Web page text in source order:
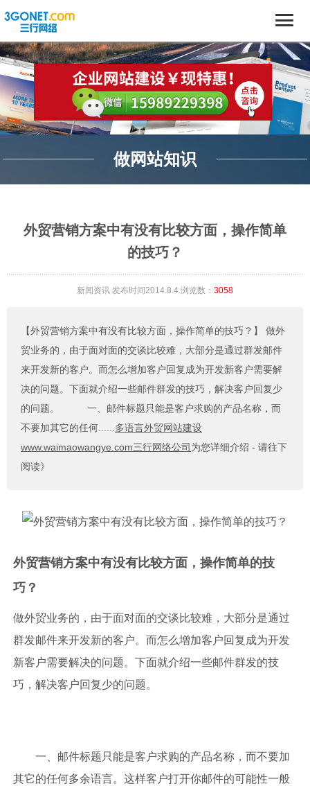
做网站知识
外贸营销方案中有没有比较方面，操作简单
的技巧？
新闻资讯 发布时间2014.8.4.浏览数： 3058
【外贸营销方案中有没有比较方面，操作简单的技巧？】
做外
贸业务的，由于面对面的交谈比较难，大部分是通过群发邮件
来开发新的客户。而怎么增加客户回复成为开发新客户需要解
决的问题。下面就介绍一些邮件群发的技巧，解决客户回复少
的问题。 一、邮件标题只能是客户求购的产品名称，而
不要加其它的任何......多语言外贸网站建设
www.waimaowangye.com三行网络公司 为您详细介绍 - 请往下
阅读》
外贸营销方案中有没有比较方面，操作简单的技
巧？
做外贸业务的，由于面对面的交谈比较难，大部分是通过
群发邮件来开发新的客户。而怎么增加客户回复成为开发
新客户需要解决的问题。下面就介绍一些邮件群发的技
巧，解决客户回复少的问题。
一、邮件标题只能是客户求购的产品名称，而不要加
其它的任何多余语言。这样客户打开你邮件的可能性一般